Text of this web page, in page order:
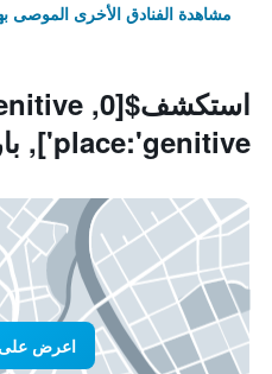
مشاهدة الفنادق الأخرى الموصى
place:'genitive'], باريس
اعرض على